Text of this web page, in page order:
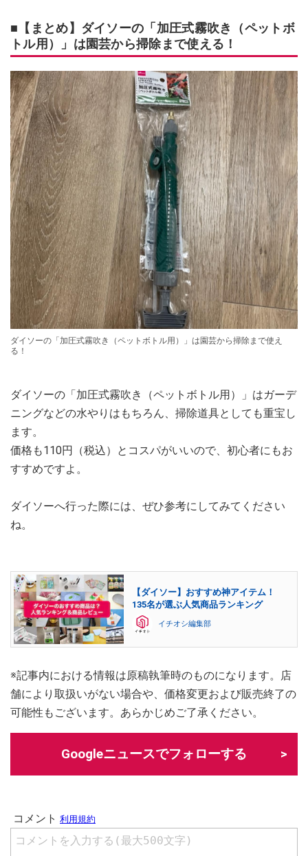
■【まとめ】ダイソーの「加圧式霧吹き（ペットボ
トル用）」は園芸から掃除まで使える！
ダイソーの「加圧式霧吹き（ペットボトル用）」は園芸から掃除まで使え
る！
ダイソーの「加圧式霧吹き（ペットボトル用）」はガーデ
ニングなどの水やりはもちろん、掃除道具としても重宝し
ます。
価格も110円（税込）とコスパがいいので、初心者にもお
すすめですよ。
ダイソーへ行った際には、ぜひ参考にしてみてください
ね。
【ダイソー】おすすめ神アイテム！
135名が選ぶ人気商品ランキング
イチオシ編集部
※記事内における情報は原稿執筆時のものになります。店
舗により取扱いがない場合や、価格変更および販売終了の
可能性もございます。あらかじめご了承ください。
Googleニュースでフォローする